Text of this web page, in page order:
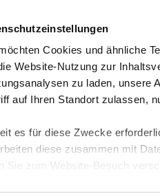
Cookies und ähnliche
Website-Nutzung zur
zu laden, unsere
auf Ihren Standort zulassen,
es für diese Zwecke
diese zusammen mit
Sie zum Website-Besuch
Arbeitswelten
Angebote